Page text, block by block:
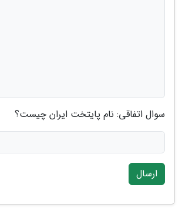
سوال اتفاقی: نام پایتخت ایران چیست؟
ارسال